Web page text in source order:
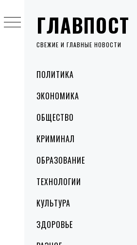
ГЛАВПОСТ
СВЕЖИЕ И ГЛАВНЫЕ НОВОСТИ
MenuПОЛИТИКА
ЭКОНОМИКА
ОБЩЕСТВО
КРИМИНАЛ
ОБРАЗОВАНИЕ
ТЕХНОЛОГИИ
КУЛЬТУРА
ЗДОРОВЬЕ
to
content